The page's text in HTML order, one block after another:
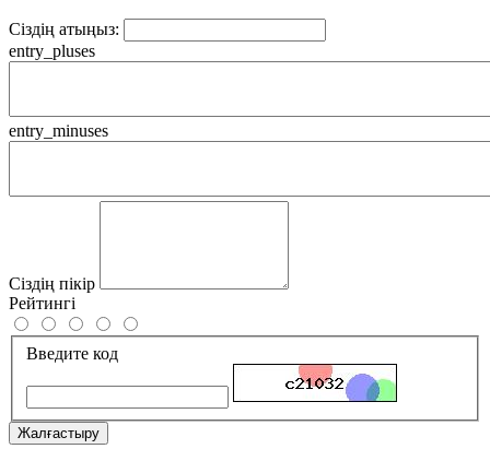
Сіздің атыңыз:
entry_pluses
entry_minuses
Сіздің пікір
Рейтингі
Введите код
Жалғастыру